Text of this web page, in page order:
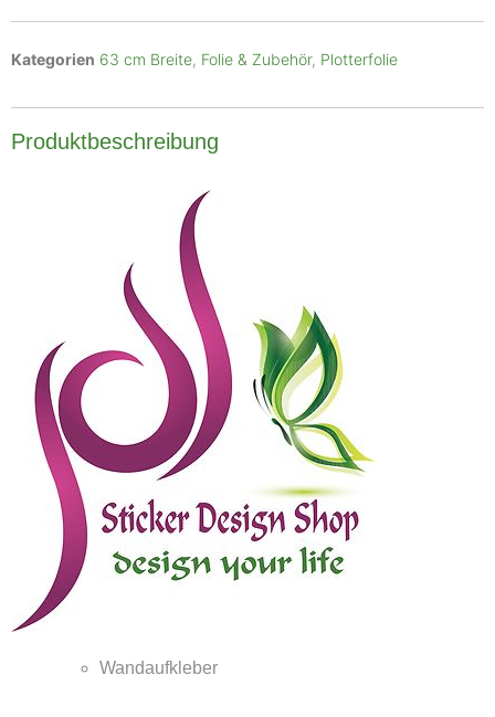
Kategorien 63 cm Breite, Folie & Zubehör, Plotterfolie
Produktbeschreibung
Wandaufkleber